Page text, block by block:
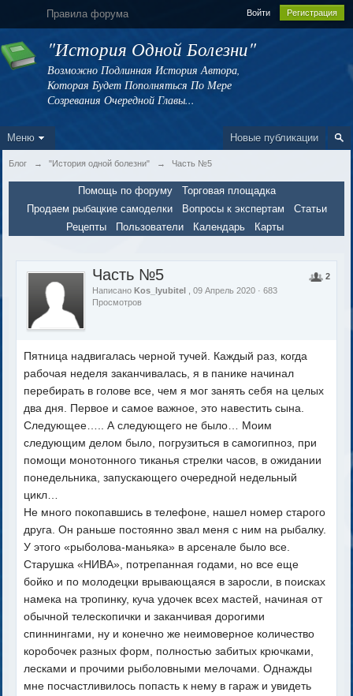
Правила форума Войти Регистрация
"История Одной Болезни"
Возможно Подлинная История Автора,
Которая Будет Пополняться По Мере
Созревания Очередной Главы...
Новые публикации
Меню
Блог → "История одной болезни" → Часть №5
Помощь по форуму
Торговая площадка
Продаем рыбацкие самоделки
Вопросы к экспертам
Статьи
Рецепты
Пользователи Календарь Карты
2
Часть №5
НаписаноKos_lyubitel
, 09 Апрель 2020 · 683
Просмотров
Пятница надвигалась черной тучей. Каждый раз, когда
рабочая неделя заканчивалась, я в панике начинал
перебирать в голове все, чем я мог занять себя на целых
два дня. Первое и самое важное, это навестить сына.
Следующее….. А следующего не было… Моим
следующим делом было, погрузиться в самогипноз, при
помощи монотонного тиканья стрелки часов, в ожидании
понедельника, запускающего очередной недельный
цикл…
Не много покопавшись в телефоне, нашел номер старого
друга. Он раньше постоянно звал меня с ним на рыбалку.
У этого «рыболова-маньяка» в арсенале было все.
Старушка «НИВА», потрепанная годами, но все еще
бойко и по молодецки врывающаяся в заросли, в поисках
намека на тропинку, куча удочек всех мастей, начиная от
обычной телескопички и заканчивая дорогими
спиннингами, ну и конечно же неимоверное количество
коробочек разных форм, полностью забитых крючками,
лесками и прочими рыболовными мелочами. Однажды
мне посчастливилось попасть к нему в гараж и увидеть